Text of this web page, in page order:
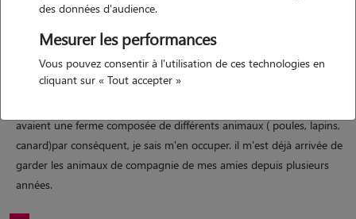
profiter aussi
Expérience
avaient une ferme composée de différents animaux ( poules, lapins,
canard)par conséquent, je sais m'en occuper. il m'est déjà arrivée de
garder les animaux de compagnie de mes amies depuis plusieurs
années.
des données d'audience.
Mesurer les performances
Vous pouvez consentir à l'utilisation de ces technologies en
cliquant sur « Tout accepter »